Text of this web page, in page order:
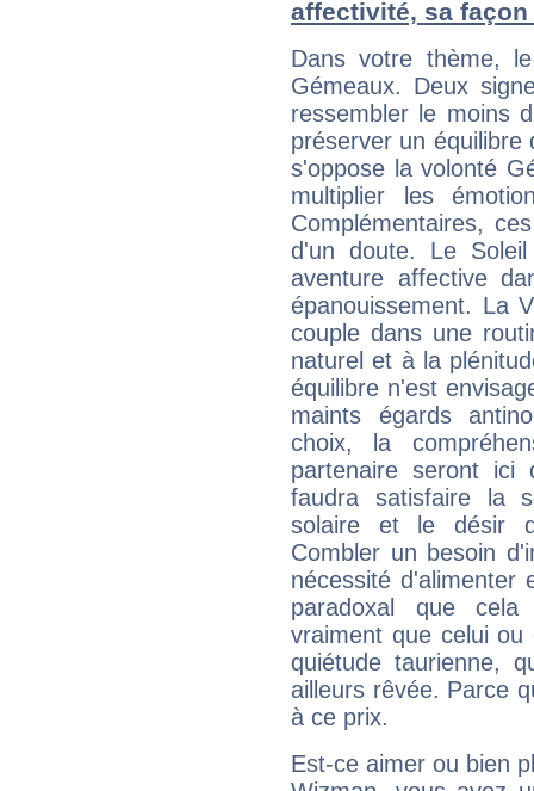
affectivité, sa
Dans votre thème,
Gémeaux. Deux
ressembler le moins
préserver un équilibre
s'oppose la volonté
multiplier les
Complémentaires,
d'un doute. Le Soleil
aventure affective
épanouissement. La
couple dans une
naturel et à la
équilibre n'est
maints égards
choix, la
partenaire seront ici
faudra satisfaire la
solaire et le désir
Combler un besoin
nécessité d'alimenter
paradoxal que
vraiment que celui ou
quiétude taurienne,
ailleurs rêvée. Parce
à ce prix.
Est-ce aimer ou bien